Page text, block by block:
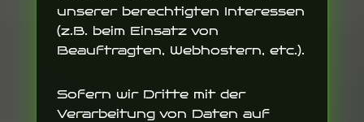
unserer berechtigten Interessen
(z.B. beim Einsatz von
Beauftragten, Webhostern, etc.).
Sofern wir Dritte mit der
Verarbeitung von Daten auf